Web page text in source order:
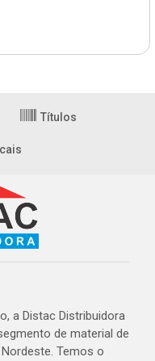
Títulos
a Distac Distribuidora
de material de
Temos o